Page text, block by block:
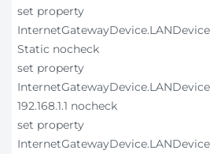
set property
Static nocheck
set property
192.168.1.1 nocheck
set property